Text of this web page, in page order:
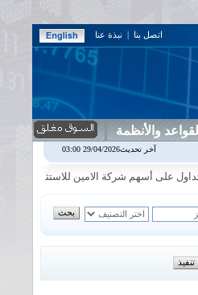
اتصل بنا | نبذة عنا
القواعد والأنظمة
0.00%
|اسفنج1.87
على أسهم شركة الامين للاستثمار المالي في